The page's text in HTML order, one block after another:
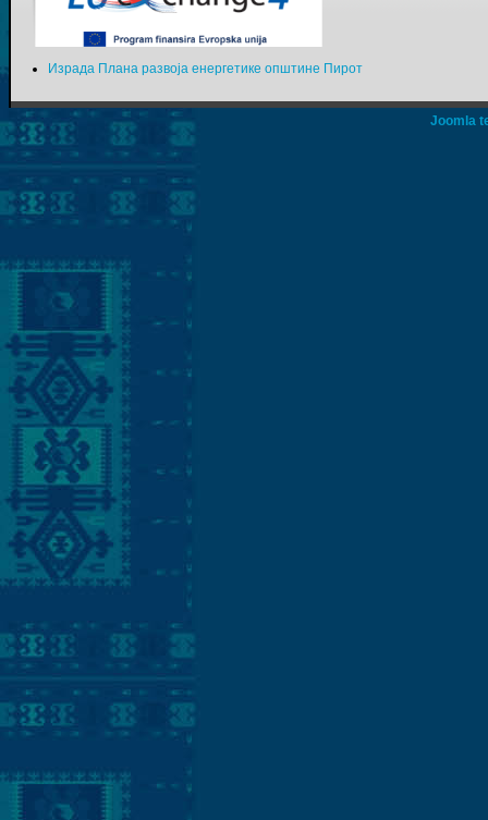
Израда Плана развоја енергетике општине Пирот
Joomla